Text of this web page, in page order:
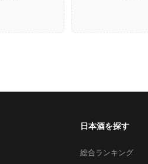
日本酒を探す
総合ランキング